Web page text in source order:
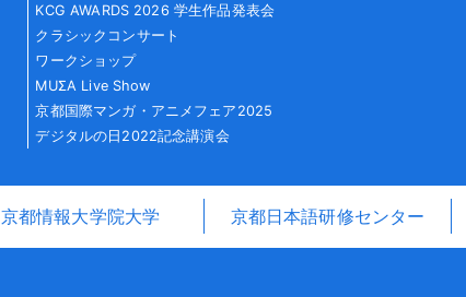
KCG AWARDS 2026 学生作品発表会
クラシックコンサート
ワークショップ
MUΣA Live Show
京都国際マンガ・アニメフェア2025
デジタルの日2022記念講演会
京都情報大学院大学 京都日本語研修センター